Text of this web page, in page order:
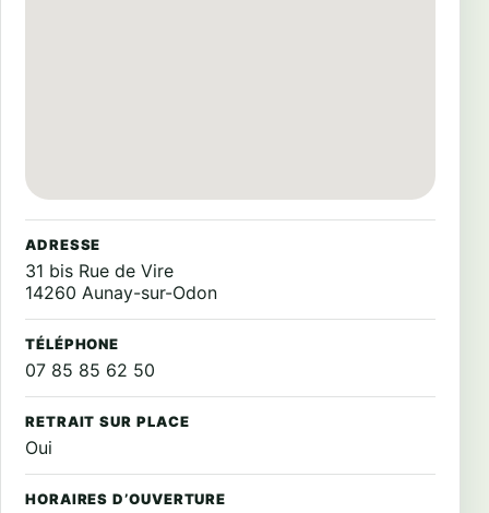
ADRESSE
31 bis Rue de Vire
14260 Aunay-sur-Odon
TÉLÉPHONE
07 85 85 62 50
RETRAIT SUR PLACE
Oui
HORAIRES D’OUVERTURE